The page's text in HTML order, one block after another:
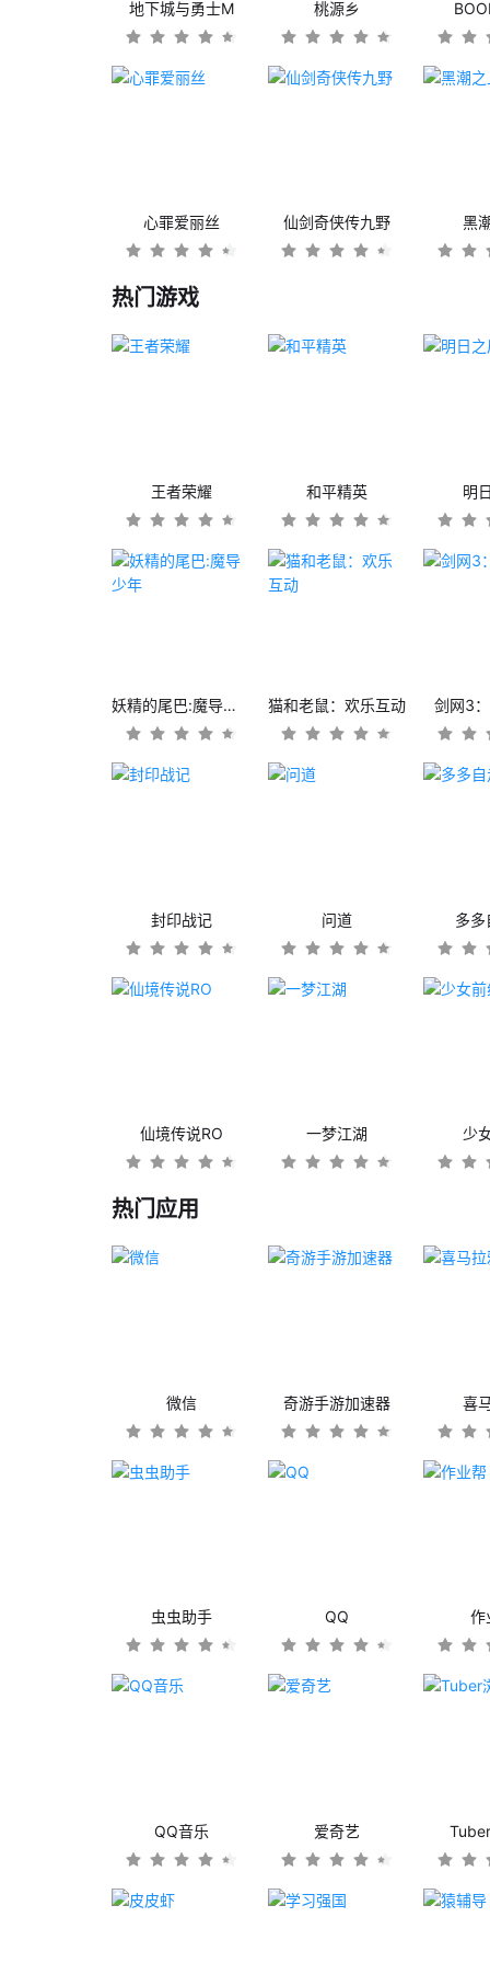
地下城与勇士M 桃源乡
心罪爱丽丝 仙剑奇侠传九野 黑
热门游戏
王者荣耀 和平精英 明
妖精的尾巴:魔导少年 猫和老鼠：欢乐互动 剑网3
封印战记 问道 多多
仙境传说RO 一梦江湖 少
热门应用
微信 奇游手游加速器 喜
虫虫助手 QQ 作
QQ音乐 爱奇艺